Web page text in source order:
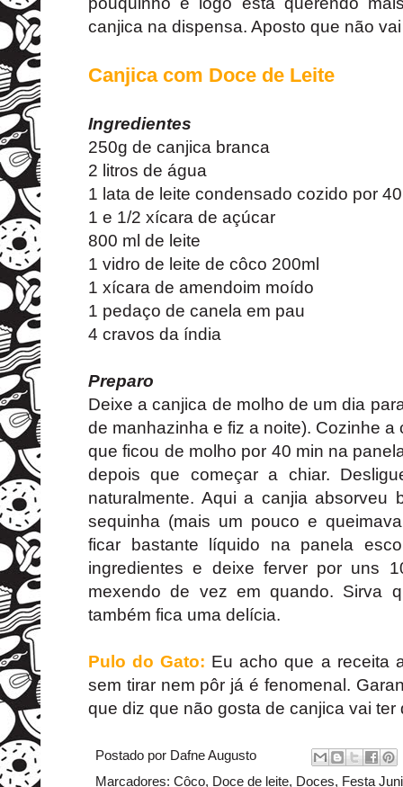
canjica na dispensa. Aposto que não
Canjica com Doce de Leite
Ingredientes
250g de canjica branca
2 litros de água
1 lata de leite condensado cozido por
1 e 1/2 xícara de açúcar
800 ml de leite
1 vidro de leite de côco 200ml
1 xícara de amendoim moído
1 pedaço de canela em pau
4 cravos da índia
Preparo
Deixe a canjica de molho de um dia
de manhazinha e fiz a noite). Cozinhe
que ficou de molho por 40 min na
depois que começar a chiar.
naturalmente. Aqui a canjia
sequinha (mais um pouco e
ficar bastante líquido na panela
ingredientes e deixe ferver por uns
mexendo de vez em quando. Sirva
também fica uma delícia.
Pulo do Gato: Eu acho que a receita
sem tirar nem pôr já é fenomenal.
que diz que não gosta de canjica vai ter
Postado por Dafne Augusto
Marcadores: Côco, Doce de leite, Doces, Festa